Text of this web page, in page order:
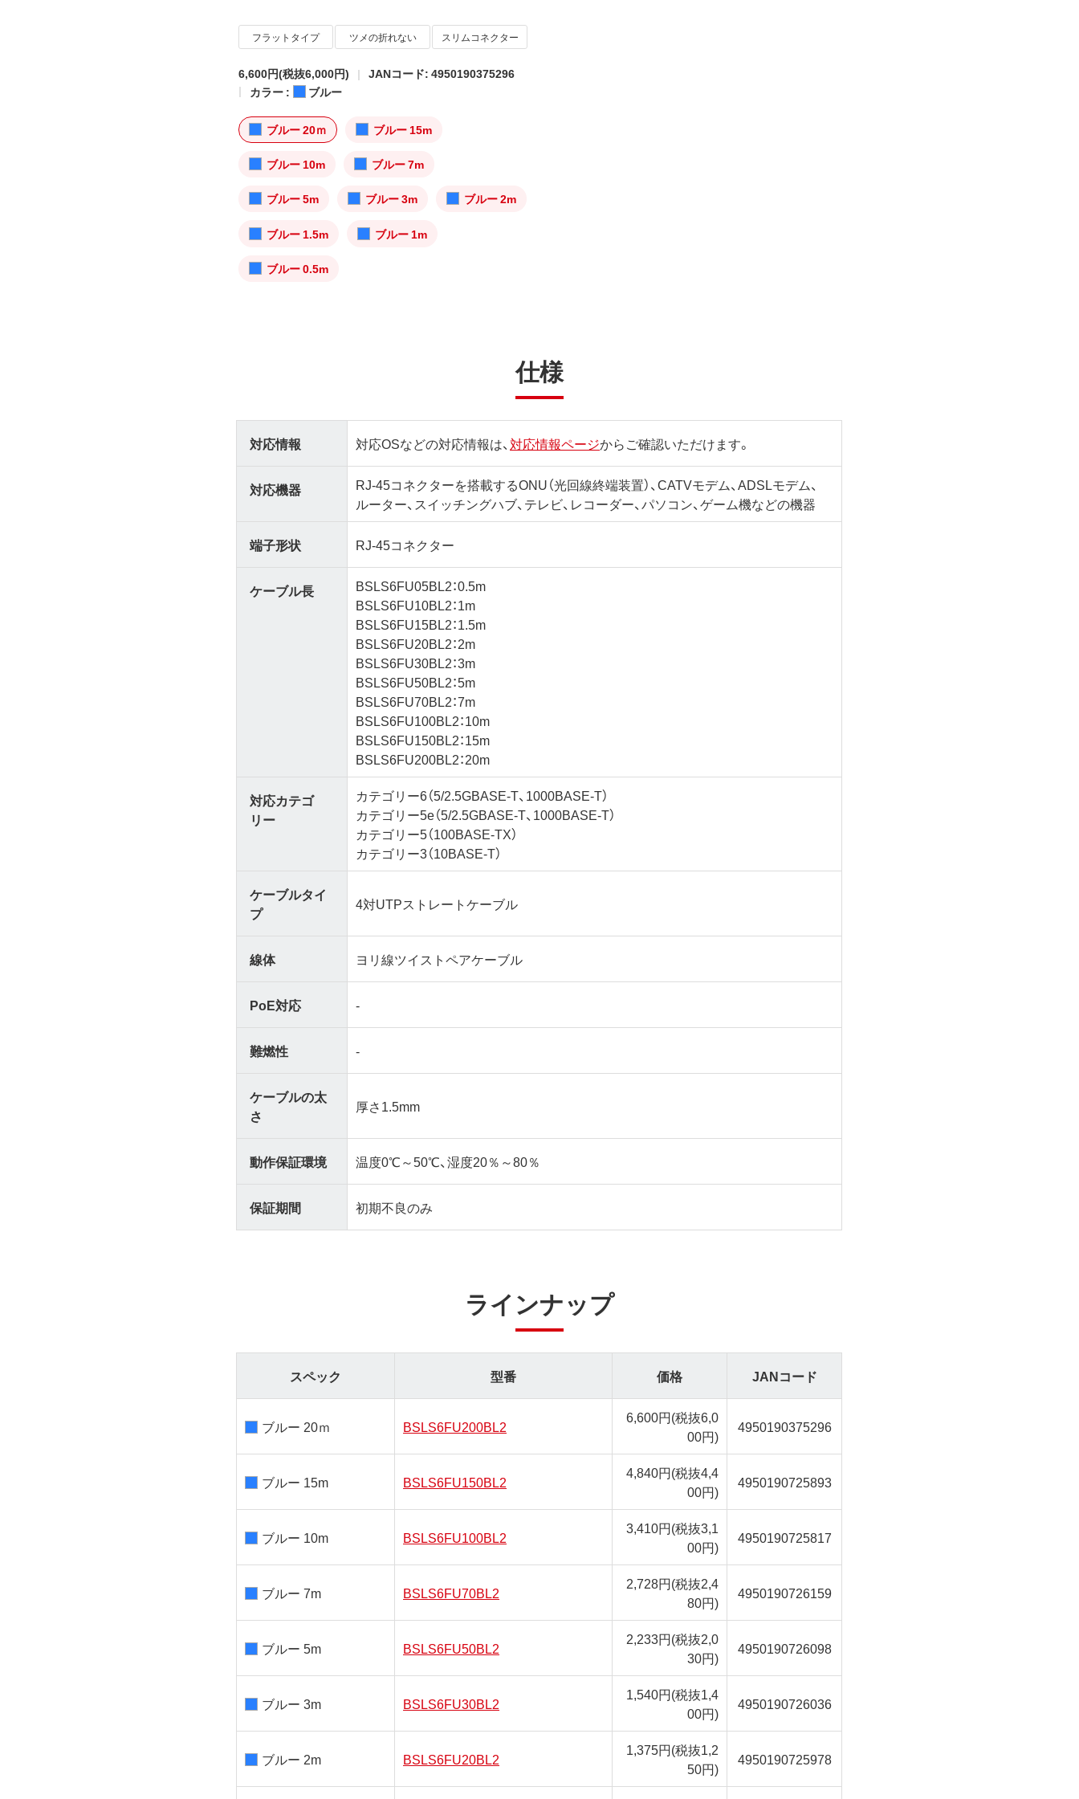
フラットタイプ ツメの折れない スリムコネクター
6,600円(税抜6,000円)
JANコード: 4950190375296
カラー :
ブルー
ブルー 20ｍ ブルー 15m
ブルー 10m ブルー 7m
ブルー 5m ブルー 3m ブルー 2m
ブルー 1.5m ブルー 1m
ブルー 0.5m
仕様
対応情報 対応OSなどの対応情報は、対応情報ページからご確認いただけます。
対応機器
RJ-45コネクターを搭載するONU（光回線終端装置）、CATVモデム、ADSLモデム、
ルーター、スイッチングハブ、テレビ、レコーダー、パソコン、ゲーム機などの機器
端子形状 RJ-45コネクター
ケーブル長
BSLS6FU05BL2：0.5m
BSLS6FU10BL2：1m
BSLS6FU15BL2：1.5m
BSLS6FU20BL2：2m
BSLS6FU30BL2：3m
BSLS6FU50BL2：5m
BSLS6FU70BL2：7m
BSLS6FU100BL2：10m
BSLS6FU150BL2：15m
BSLS6FU200BL2：20m
対応カテゴ
リー
カテゴリー6（5/2.5GBASE-T、1000BASE-T）
カテゴリー5e（5/2.5GBASE-T、1000BASE-T）
カテゴリー5（100BASE-TX）
カテゴリー3（10BASE-T）
ケーブルタイ
プ
4対UTPストレートケーブル
線体 ヨリ線ツイストペアケーブル
PoE対応 -
難燃性 -
ケーブルの太
さ
厚さ1.5mm
動作保証環境 温度0℃～50℃、湿度20％～80％
保証期間 初期不良のみ
ラインナップ
スペック 型番 価格 JANコード
ブルー 20ｍ BSLS6FU200BL2 6,600円(税抜6,0
00円)
4950190375296
ブルー 15m BSLS6FU150BL2 4,840円(税抜4,4
00円)
4950190725893
ブルー 10m BSLS6FU100BL2 3,410円(税抜3,1
00円)
4950190725817
ブルー 7m BSLS6FU70BL2 2,728円(税抜2,4
80円)
4950190726159
ブルー 5m BSLS6FU50BL2 2,233円(税抜2,0
30円)
4950190726098
ブルー 3m BSLS6FU30BL2 1,540円(税抜1,4
00円)
4950190726036
ブルー 2m BSLS6FU20BL2 1,375円(税抜1,2
50円)
4950190725978